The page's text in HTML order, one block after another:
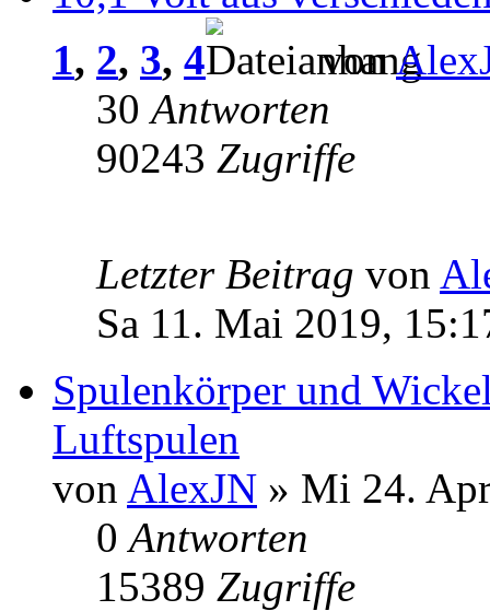
1, 2, 3, 4 von
30Antworten
90243 Zugriffe
Letzter Beitrag von
Sa 11. Mai 2019,
Spulenkörper und
Luftspulen
von AlexJN » Mi 24.
0Antworten
15389 Zugriffe